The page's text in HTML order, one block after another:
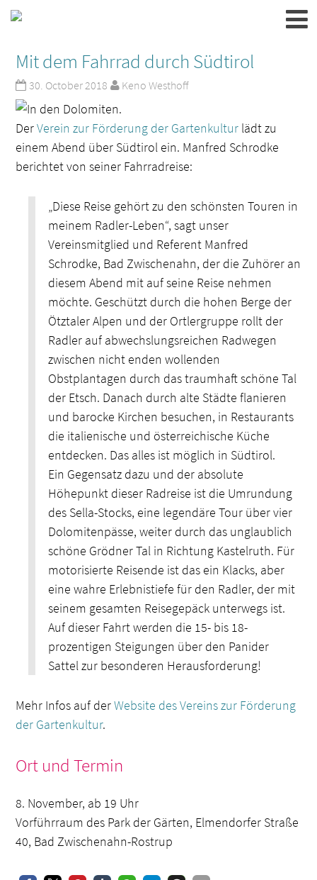
Mit dem Fahrrad durch Südtirol
30. October 2018 Keno Westhoff
DerVerein zur Förderung der Gartenkultur lädt zu
einem Abend über Südtirol ein. Manfred Schrodke
berichtet von seiner Fahrradreise:
„Diese Reise gehört zu den schönsten Touren in
meinem Radler-Leben“, sagt unser
Vereinsmitglied und Referent Manfred
Schrodke, Bad Zwischenahn, der die Zuhörer an
diesem Abend mit auf seine Reise nehmen
möchte. Geschützt durch die hohen Berge der
Ötztaler Alpen und der Ortlergruppe rollt der
Radler auf abwechslungsreichen Radwegen
zwischen nicht enden wollenden
Obstplantagen durch das traumhaft schöne Tal
der Etsch. Danach durch alte Städte flanieren
und barocke Kirchen besuchen, in Restaurants
die italienische und österreichische Küche
entdecken. Das alles ist möglich in Südtirol.
Ein Gegensatz dazu und der absolute
Höhepunkt dieser Radreise ist die Umrundung
des Sella-Stocks, eine legendäre Tour über vier
Dolomitenpässe, weiter durch das unglaublich
schöne Grödner Tal in Richtung Kastelruth. Für
motorisierte Reisende ist das ein Klacks, aber
eine wahre Erlebnistiefe für den Radler, der mit
seinem gesamten Reisegepäck unterwegs ist.
Auf dieser Fahrt werden die 15- bis 18-
prozentigen Steigungen über den Panider
Sattel zur besonderen Herausforderung!
Mehr Infos auf derWebsite des Vereins zur Förderung
der Gartenkultur.
Ort und Termin
8. November, ab 19 Uhr
Vorführraum des Park der Gärten, Elmendorfer Straße
40, Bad Zwischenahn-Rostrup